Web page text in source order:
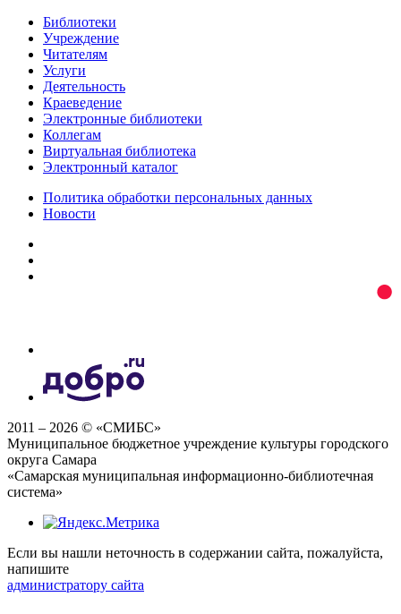
Библиотеки
Учреждение
Читателям
Услуги
Деятельность
Краеведение
Электронные библиотеки
Коллегам
Виртуальная библиотека
Электронный каталог
Политика обработки персональных данных
Новости
2011 – 2026 © «СМИБС»
Муниципальное бюджетное учреждение культуры городского
округа Самара
«Самарская муниципальная информационно-библиотечная
система»
Если вы нашли неточность в содержании сайта, пожалуйста,
напишите
администратору сайта